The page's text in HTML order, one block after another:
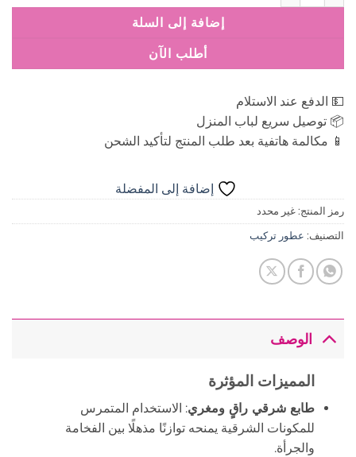
إضافة إلى السلة
أطلب الآن
💵 الدفع عند الاستلام
📦 توصيل سريع لباب المنزل
📱 مكالمة هاتفية بعد طلب المنتج لتأكيد الشحن
إضافة إلى المفضلة
رمز المنتج: غير محدد
التصنيف: عطور تركيب
الوصف
المميزات المؤثرة
طابع شرقي راقٍ ومغري: الاستخدام المتمرس
للمكونات الشرقية يمنحه توازنًا مذهلًا بين الفخامة
والجرأة.